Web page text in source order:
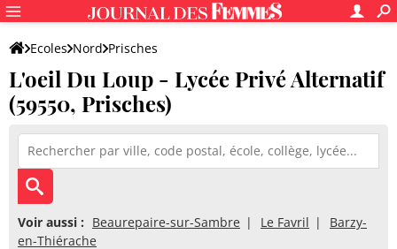
Ecoles Nord Prisches
L'oeil Du Loup - Lycée Privé Alternatif
L'oeil Du Loup - Lycée Privé Alternatif
(59550, Prisches)
Voir aussi : Beaurepaire-sur-Sambre Le Favril
Barzy-
en-Thiérache